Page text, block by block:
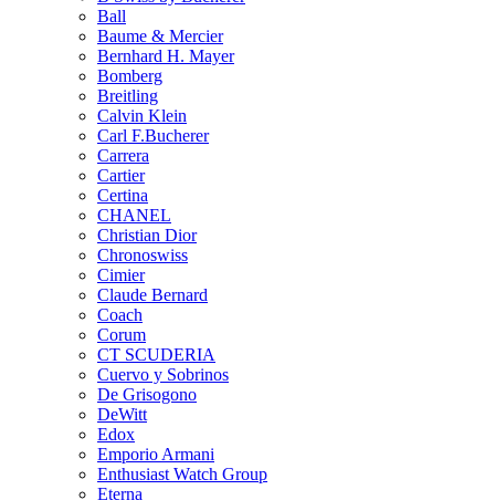
Ball
Baume & Mercier
Bernhard H. Mayer
Bomberg
Breitling
Calvin Klein
Carl F.Bucherer
Carrera
Cartier
Certina
CHANEL
Christian Dior
Chronoswiss
Cimier
Claude Bernard
Coach
Corum
CT SCUDERIA
Cuervo y Sobrinos
De Grisogono
DeWitt
Edox
Emporio Armani
Enthusiast Watch Group
Eterna